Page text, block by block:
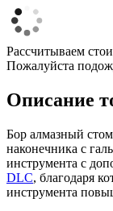
Рассчитываем
Пожалуйста
Описание
Бор алмазный
наконечника с
инструмента с
DLC, благодаря
инструмента